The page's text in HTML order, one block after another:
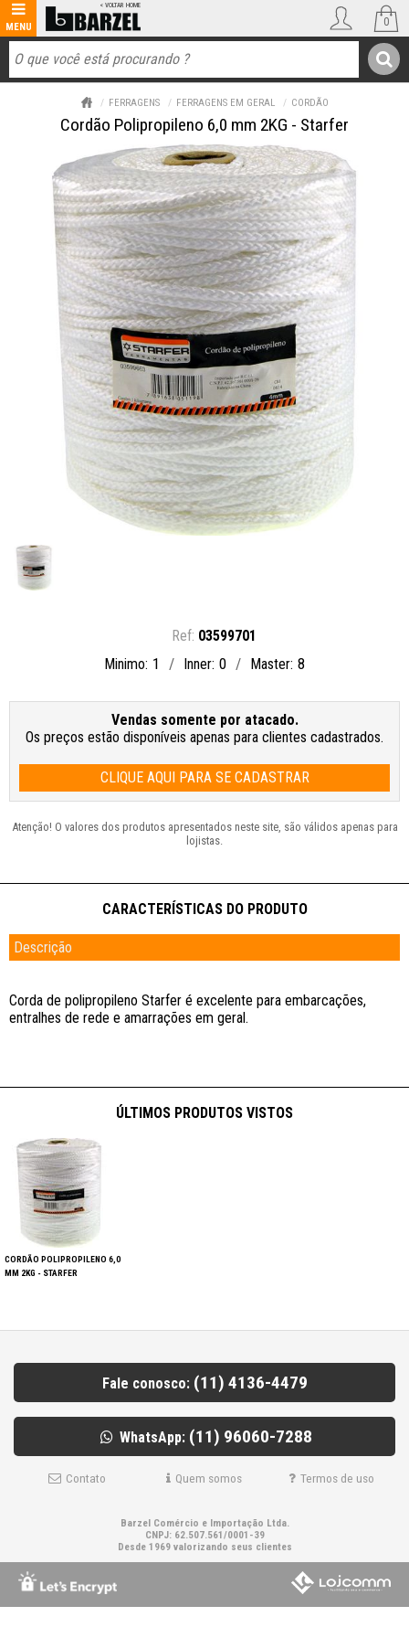
0
FERRAGENS FERRAGENS EM GERAL CORDÃO
Cordão Polipropileno 6,0 mm 2KG - Starfer
Minimo 1 Inner 0 Master 8
Vendas somente por atacado.
Os preços estão disponíveis apenas para clientes cadastrados.
CLIQUE AQUI PARA SE CADASTRAR
03599701
Descrição
Corda de polipropileno Starfer é excelente para embarcações,
entralhes de rede e amarrações em geral.
ÚLTIMOS PRODUTOS VISTOS
CORDÃO POLIPROPILENO 6,0
MM 2KG - STARFER
Fale conosco: (11) 4136-4479
WhatsApp: (11) 96060-7288
Contato Quem somos Termos de uso
Barzel Comércio e Importação Ltda.
CNPJ: 62.507.561/0001-39
Desde 1969 valorizando seus clientes